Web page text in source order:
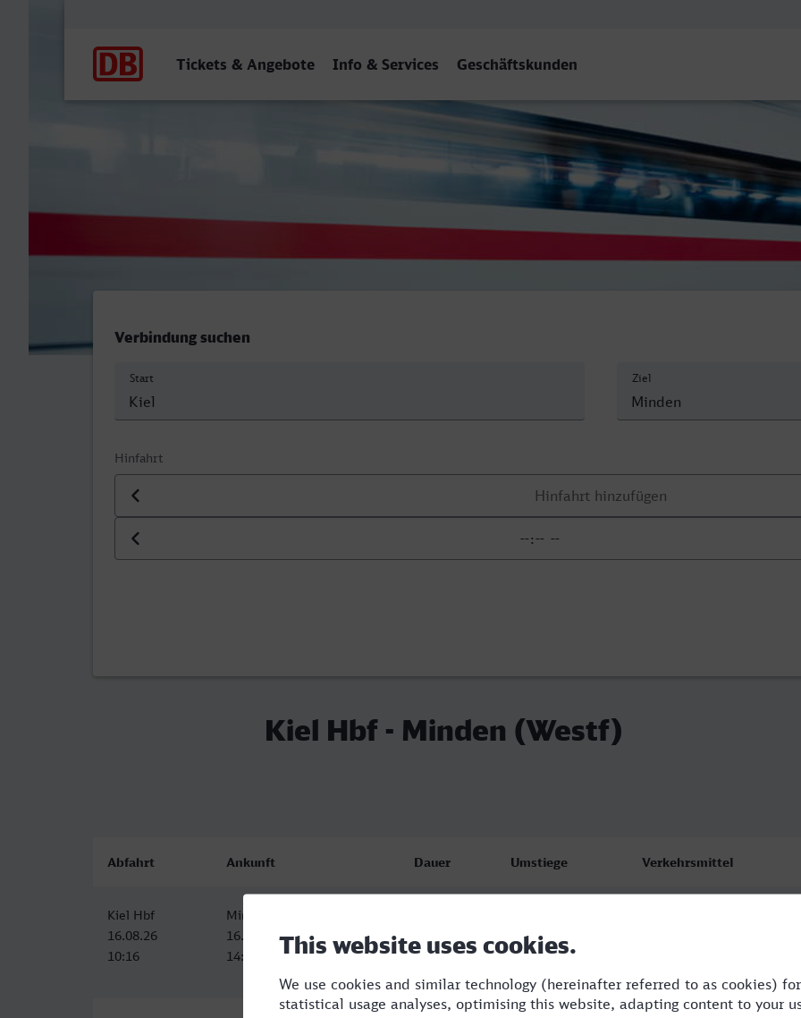
Tickets & Angebote Info & Services Geschäftskunden
Verbindung suchen
Start Ziel
Hinfahrt
Datum der Hinfahrt
Uhrzeit der Hinfahrt
Kiel Hbf - Minden (Westf)
Abfahrt Ankunft Dauer Umstiege Verkehrsmittel
Kiel Hbf
16.08.26
10:16
Minden (Westf)
16.08.26
14:40